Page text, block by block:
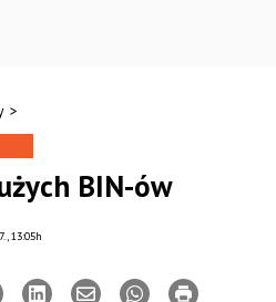
>
BIN-ów
13:05h